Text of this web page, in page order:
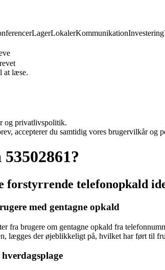
LagerLokalerKommunikationInvestering
at læse.
og privatlivspolitik.
accepterer du samtidig vores brugervilkår
forstyrrende telefonopkald
med gentagne opkald
fra brugere om gentagne opkald fra
lægges der øjeblikkeligt på, hvilket har ført til